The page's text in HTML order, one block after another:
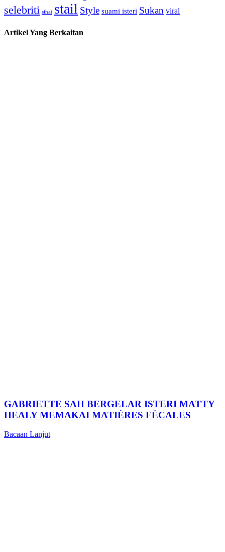
selebriti sihat stail Style suami isteri Sukan viral
Artikel Yang Berkaitan
GABRIETTE SAH BERGELAR ISTERI MATTY
HEALY MEMAKAI MATIÈRES FÉCALES
Bacaan Lanjut